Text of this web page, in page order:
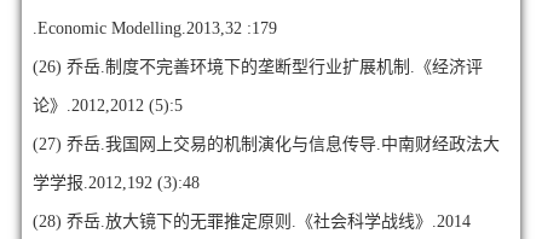
.Economic Modelling.2013,32 :179
(26) 乔岳.制度不完善环境下的垄断型行业扩展机制.《经济评
论》.2012,2012 (5):5
(27) 乔岳.我国网上交易的机制演化与信息传导.中南财经政法大
学学报.2012,192 (3):48
(28) 乔岳.放大镜下的无罪推定原则.《社会科学战线》.2014